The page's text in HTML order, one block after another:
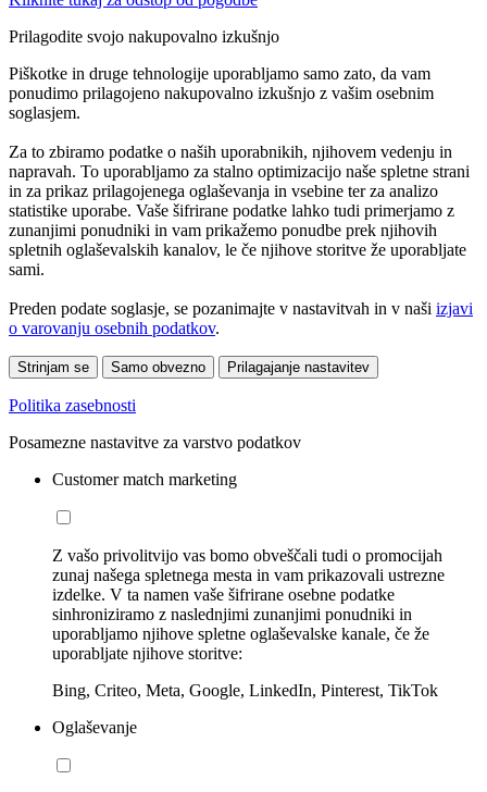
Prilagodite svojo nakupovalno izkušnjo
Piškotke in druge tehnologije uporabljamo samo zato, da vam
ponudimo prilagojeno nakupovalno izkušnjo z vašim osebnim
soglasjem.
Za to zbiramo podatke o naših uporabnikih, njihovem vedenju in
napravah. To uporabljamo za stalno optimizacijo naše spletne strani
in za prikaz prilagojenega oglaševanja in vsebine ter za analizo
statistike uporabe. Vaše šifrirane podatke lahko tudi primerjamo z
zunanjimi ponudniki in vam prikažemo ponudbe prek njihovih
spletnih oglaševalskih kanalov, le če njihove storitve že uporabljate
sami.
Preden podate soglasje, se pozanimajte v nastavitvah in v naši izjavi
o varovanju osebnih podatkov.
Strinjam se Samo obvezno Prilagajanje nastavitev
Politika zasebnosti
Posamezne nastavitve za varstvo podatkov
Customer match marketing
Z vašo privolitvijo vas bomo obveščali tudi o promocijah
zunaj našega spletnega mesta in vam prikazovali ustrezne
izdelke. V ta namen vaše šifrirane osebne podatke
sinhroniziramo z naslednjimi zunanjimi ponudniki in
uporabljamo njihove spletne oglaševalske kanale, če že
uporabljate njihove storitve:
Bing, Criteo, Meta, Google, LinkedIn, Pinterest, TikTok
Oglaševanje